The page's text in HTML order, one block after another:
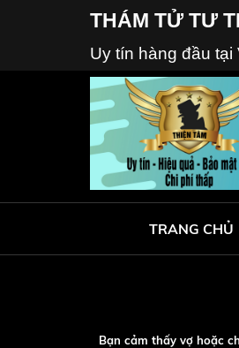
THÁM TỬ TƯ
Uy tín hàng đầu tại
TRANG CHỦ
Bạn cảm thấy vợ hoặc